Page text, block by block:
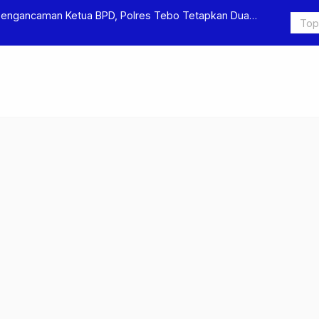
Polres Tebo Ungkap Kasus Pengeroyokan dan